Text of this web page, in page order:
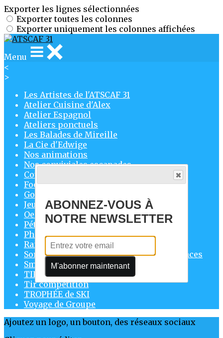
Exporter les lignes sélectionnées
Exporter toutes les colonnes
Exporter uniquement les colonnes affichées
Menu
<
>
Les Artistes de l'ATSCAF 31
Atelier Cuisine d'Alex
Atelier Espagnol
Ateliers ponctuels
Les Balades de Mireille
La Cie d'Edwige
Nos animations
Nos conviviales escapades
Course à pied
Foot
Golf
Jeux d'Échecs
Oenologie
Pétanque
Philo
Randonnées
Sorties culturelles & retraités & conférences
Smartphone
TIF
Tir compétition
TROPHÉE de SKI
Voyage de Groupe
Ajoutez un logo, un bouton, des réseaux sociaux
ABONNEZ-VOUS À
NOTRE NEWSLETTER
M'abonner maintenant